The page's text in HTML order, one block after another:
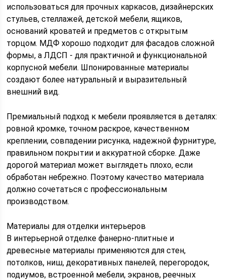
использоваться для прочных каркасов, дизайнерских
стульев, стеллажей, детской мебели, ящиков,
оснований кроватей и предметов с открытым
торцом. МДФ хорошо подходит для фасадов сложной
формы, а ЛДСП - для практичной и функциональной
корпусной мебели. Шпонированные материалы
создают более натуральный и выразительный
внешний вид.
Премиальный подход к мебели проявляется в деталях:
ровной кромке, точном раскрое, качественном
креплении, совпадении рисунка, надежной фурнитуре,
правильном покрытии и аккуратной сборке. Даже
дорогой материал может выглядеть плохо, если
обработан небрежно. Поэтому качество материала
должно сочетаться с профессиональным
производством.
Материалы для отделки интерьеров
В интерьерной отделке фанерно-плитные и
древесные материалы применяются для стен,
потолков, ниш, декоративных панелей, перегородок,
подиумов, встроенной мебели, экранов, реечных